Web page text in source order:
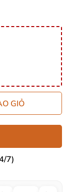
GIỎ
7)